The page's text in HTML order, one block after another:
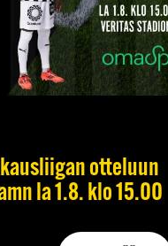
otteluun
la 1.8. klo 15.00